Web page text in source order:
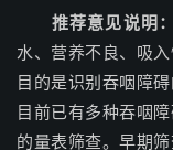
推荐意见说明：
水、营养不良、吸
目的是识别吞咽障
目前已有多种吞咽
的量表筛查。早期